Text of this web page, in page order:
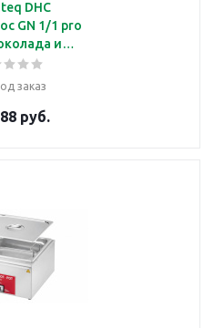
DHC
GN 1/1 pro
и
с 1 ванной
термощуп
заказ
руб.